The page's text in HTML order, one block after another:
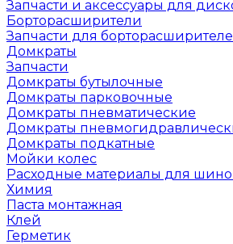
Запчасти и аксессуары для
Борторасширители
Запчасти для
Домкраты
Запчасти
Домкраты бутылочные
Домкраты парковочные
Домкраты пневматические
Домкраты
Домкраты подкатные
Мойки колес
Расходные материалы для
Химия
Паста монтажная
Клей
Герметик